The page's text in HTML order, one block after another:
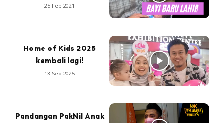
25 Feb 2021
Home of Kids 2025
kembali lagi!
13 Sep 2025
Pandangan PakNil Anak